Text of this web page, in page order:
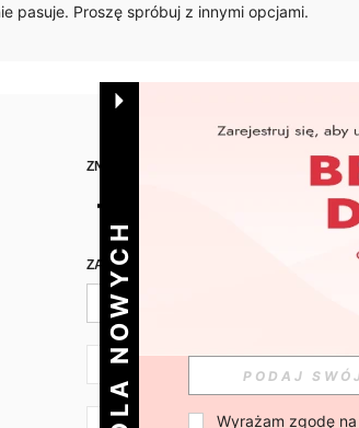
pasuje. Proszę spróbuj z innymi opcjami.
ZNAJDŹ NAS NA
ZAPISZ SIĘ PO CODZIENNĄ DAWKĘ SHEIN
PL + 48
DLA NOWYCH Wyrażam zgodę na